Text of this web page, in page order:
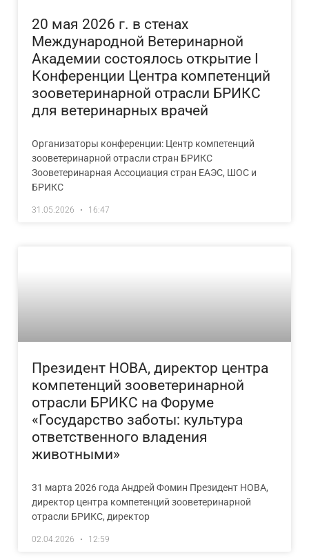
20 мая 2026 г. в стенах
Международной Ветеринарной
Академии состоялось открытие I
Конференции Центра компетенций
зооветеринарной отрасли БРИКС
для ветеринарных врачей
Организаторы конференции: Центр компетенций
зооветеринарной отрасли стран БРИКС
Зооветеринарная Ассоциация стран ЕАЭС, ШОС и
БРИКС
31.05.2026 16:47
Президент НОВА, директор центра
компетенций зооветеринарной
отрасли БРИКС на Форуме
«Государство заботы: культура
ответственного владения
животными»
31 марта 2026 года Андрей Фомин Президент НОВА,
директор центра компетенций зооветеринарной
отрасли БРИКС, директор
02.04.2026 12:59